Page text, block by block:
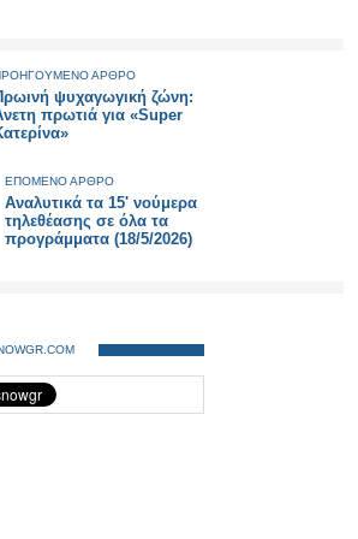
ΑΡΘΡΟ
ψυχαγωγική ζώνη:
πρωτιά για «Super
ΕΠΟΜΕΝΟ ΑΡΘΡΟ
Αναλυτικά τα 15' νούμερα
τηλεθέασης σε όλα τα
προγράμματα (18/5/2026)